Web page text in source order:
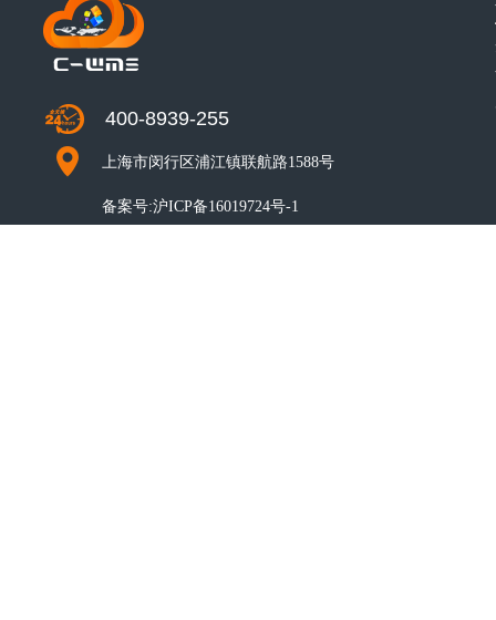
400-8939-255
上海市闵行区浦江镇联航路1588号
备案号:沪ICP备16019724号-1